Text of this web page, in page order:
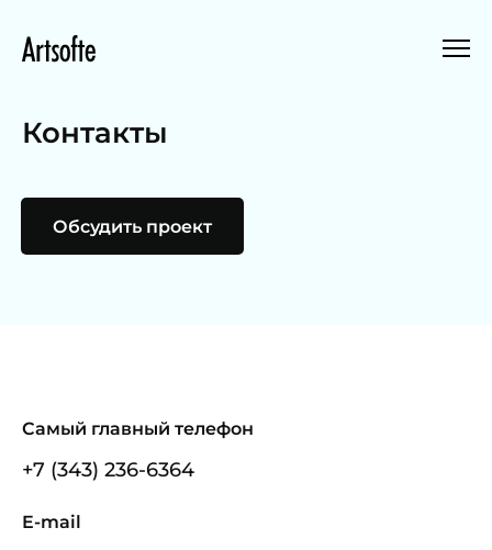
Контакты
Обсудить проект
Самый главный телефон
+7 (343) 236-6364
E-mail